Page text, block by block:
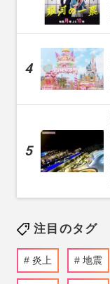
注目のタグ
炎上 地震